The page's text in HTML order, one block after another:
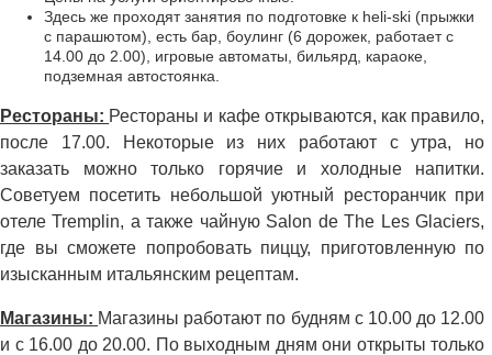
Здесь же проходят занятия по подготовке к heli-ski (прыжки
с парашютом), есть бар, боулинг (6 дорожек, работает с
14.00 до 2.00), игровые автоматы, бильярд, караоке,
подземная автостоянка.
Рестораны: Рестораны и кафе открываются, как правило,
после 17.00. Некоторые из них работают с утра, но
заказать можно только горячие и холодные напитки.
Советуем посетить небольшой уютный ресторанчик при
отеле Tremplin, а также чайную Salon de The Les Glaciers,
где вы сможете попробовать пиццу, приготовленную по
изысканным итальянским рецептам.
Магазины: Магазины работают по будням с 10.00 до 12.00
и с 16.00 до 20.00. По выходным дням они открыты только